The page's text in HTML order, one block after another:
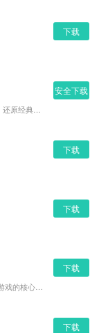
下载
安全下载
下载
下载
下载
下载